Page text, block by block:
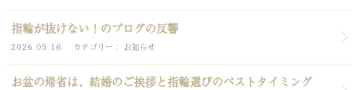
指輪が抜けない！のブログの反響
2026.05.16 カテゴリー お知らせ
お盆の帰省は、結婚のご挨拶と指輪選びのベストタイミング